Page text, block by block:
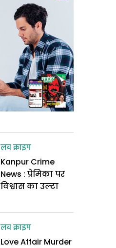
लव क्राइम
Kanpur Crime
News : प्रेमिका पर
विश्वास का उल्टा
लव क्राइम
Love Affair Murder